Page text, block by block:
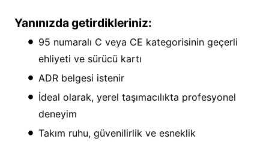
Yanınızda getirdikleriniz:
95 numaralı C veya CE kategorisinin geçerli
ehliyeti ve sürücü kartı
ADR belgesi istenir
İdeal olarak, yerel taşımacılıkta profesyonel
deneyim
Takım ruhu, güvenilirlik ve esneklik